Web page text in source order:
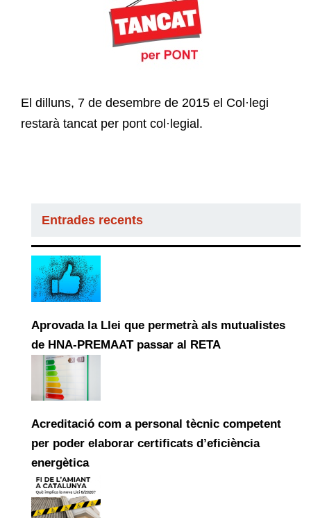
El dilluns, 7 de desembre de 2015 el Col·legi
restarà tancat per pont col·legial.
Entrades recents
Aprovada la Llei que permetrà als mutualistes
de HNA-PREMAAT passar al RETA
Acreditació com a personal tècnic competent
per poder elaborar certificats d’eficiència
energètica